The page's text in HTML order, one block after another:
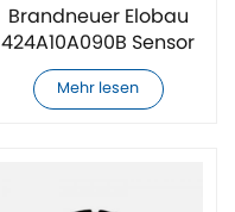
Brandneuer Elobau
424A10A090B Sensor
Mehr lesen